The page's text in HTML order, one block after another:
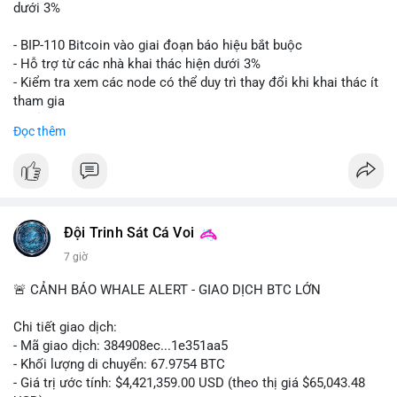
giá. Cần theo dõi sát sao bước tiếp theo của dòng tiền này.
Lời khuyên: Nhà đầu tư nhỏ lẻ nên thận trọng quan sát biến
động thanh khoản trong 24-48 giờ tới. Tránh hành động theo
cảm xúc, hãy chờ xác nhận điểm đến của số BTC này trước khi
điều chỉnh vị thế.
#556btc #36trusd
dưới 3%
- BIP-110 Bitcoin vào giai đoạn báo hiệu bắt buộc
- Hỗ trợ từ các nhà khai thác hiện dưới 3%
- Kiểm tra xem các node có thể duy trì thay đổi khi khai thác ít
tham gia
📰 Nguồn: Cointelegraph
Đọc thêm
Đội Trinh Sát Cá Voi
7 giờ
🚨 CẢNH BÁO WHALE ALERT - GIAO DỊCH BTC LỚN
Chi tiết giao dịch:
- Mã giao dịch: 384908ec...1e351aa5
- Khối lượng di chuyển: 67.9754 BTC
- Giá trị ước tính: $4,421,359.00 USD (theo thị giá $65,043.48